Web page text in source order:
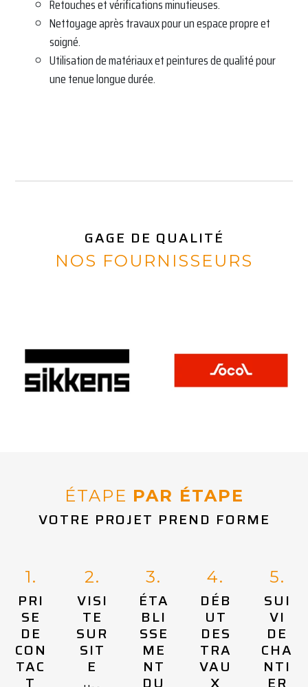
Retouches et vérifications minutieuses.
Nettoyage après travaux pour un espace propre et
soigné.
Utilisation de matériaux et peintures de qualité pour
une tenue longue durée.
GAGE DE QUALITÉ
NOS FOURNISSEURS
ÉTAPE PAR ÉTAPE
VOTRE PROJET PREND FORME
1.
PRI
SE
DE
CON
TAC
2.
VISI
TE
SUR
SIT
E
3.
ÉTA
BLI
SSE
ME
NT
4.
DÉB
UT
DES
TRA
VAU
5.
SUI
VI
DE
CHA
NTI